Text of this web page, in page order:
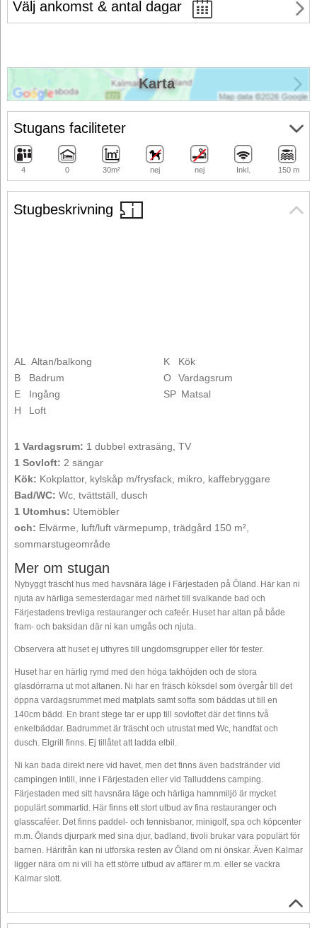
Välj ankomst & antal dagar
Stugbeskrivning
AL Altan/balkong
B
Badrum
E
Ingång
H
Loft
K
Kök
O
Vardagsrum
SP Matsal
1 Vardagsrum: 1 dubbel extrasäng, TV
1 Sovloft: 2 sängar
Kök: Kokplattor, kylskåp m/frysfack, mikro, kaffebryggare
Bad/WC: Wc, tvättställ, dusch
1 Utomhus: Utemöbler
och: Elvärme, luft/luft värmepump, trädgård 150 m²,
sommarstugeområde
Mer om stugan
Nybyggt fräscht hus med havsnära läge i Färjestaden på Öland. Här kan ni
njuta av härliga semesterdagar med närhet till svalkande bad och
Färjestadens trevliga restauranger och cafeér. Huset har altan på både
fram- och baksidan där ni kan umgås och njuta.
Observera att huset ej uthyres till ungdomsgrupper eller för fester.
Huset har en härlig rymd med den höga takhöjden och de stora
glasdörrarna ut mot altanen. Ni har en fräsch köksdel som övergår till det
öppna vardagsrummet med matplats samt soffa som bäddas ut till en
140cm bädd. En brant stege tar er upp till sovloftet där det finns två
enkelbäddar. Badrummet är fräscht och utrustat med Wc, handfat och
dusch. Elgrill finns. Ej tillåtet att ladda elbil.
Ni kan bada direkt nere vid havet, men det finns även badstränder vid
campingen intill, inne i Färjestaden eller vid Talluddens camping.
Färjestaden med sitt havsnära läge och härliga hamnmiljö är mycket
populärt sommartid. Här finns ett stort utbud av fina restauranger och
glasscaféer. Det finns paddel- och tennisbanor, minigolf, spa och köpcenter
m.m. Ölands djurpark med sina djur, badland, tivoli brukar vara populärt för
barnen. Härifrån kan ni utforska resten av Öland om ni önskar. Även Kalmar
ligger nära om ni vill ha ett större utbud av affärer m.m. eller se vackra
Kalmar slott.
Stugans faciliteter
4 0 30m² nej nej Inkl. 150 m
Karta